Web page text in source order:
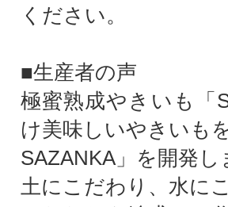
ください。
■生産者の声
極蜜熟成やきいも「
け美味しいやきいも
SAZANKA」を開発し
土にこだわり、水に